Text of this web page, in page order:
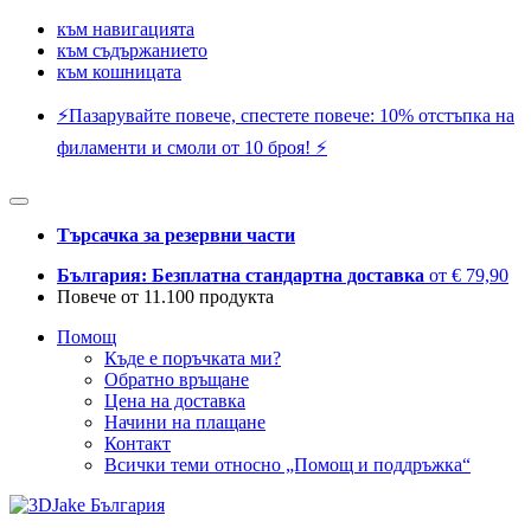
към навигацията
към съдържанието
към кошницата
⚡️Пазарувайте повече, спестете повече: 10% отстъпка на
филаменти и смоли от 10 броя! ⚡️
Търсачка за резервни части
България: Безплатна стандартна доставка от € 79,90
Повече от 11.100 продукта
Помощ
Къде е поръчката ми?
Обратно връщане
Цена на доставка
Начини на плащане
Контакт
Всички теми относно „Помощ и поддръжка“